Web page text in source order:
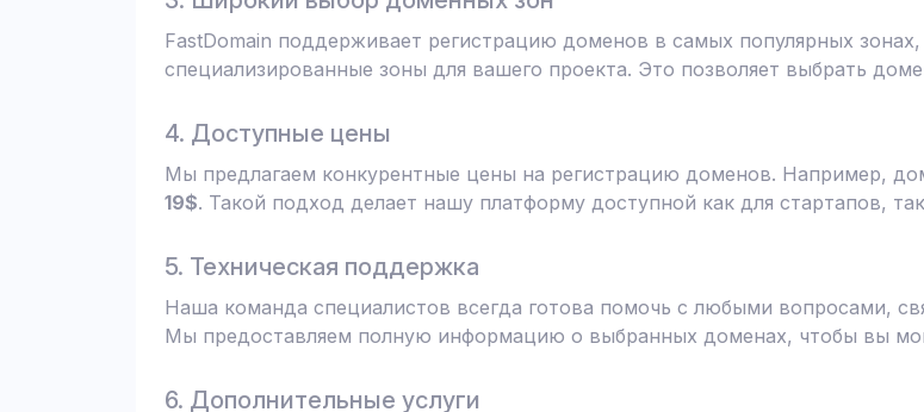
FastDomain поддерживает регистрацию доменов в самых популярных
специализированные зоны для вашего проекта. Это позволяет выбрать
4. Доступные цены
Мы предлагаем конкурентные цены на регистрацию доменов. Например,
19$. Такой подход делает нашу платформу доступной как для стартапов,
5. Техническая поддержка
Наша команда специалистов всегда готова помочь с любыми вопросами,
Мы предоставляем полную информацию о выбранных доменах, чтобы вы
6. Дополнительные услуги